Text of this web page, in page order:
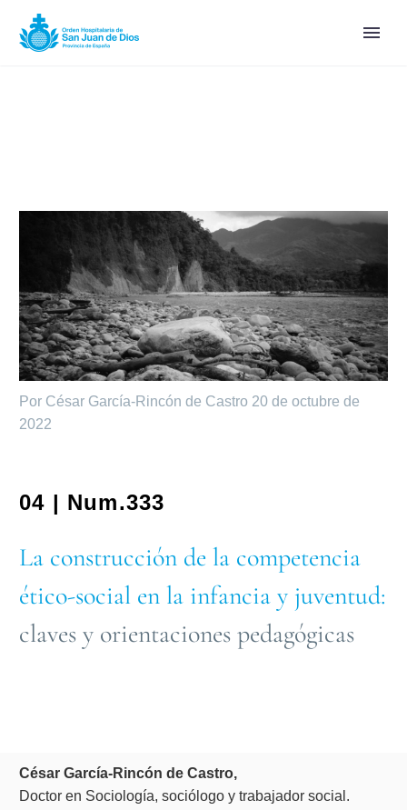
Por César García-Rincón de Castro 20 de octubre de
2022
04 | Num.333
La construcción de la competencia
ético-social en la infancia y juventud:
claves y orientaciones pedagógicas
César García-Rincón de Castro,
Doctor en Sociología, sociólogo y trabajador social.